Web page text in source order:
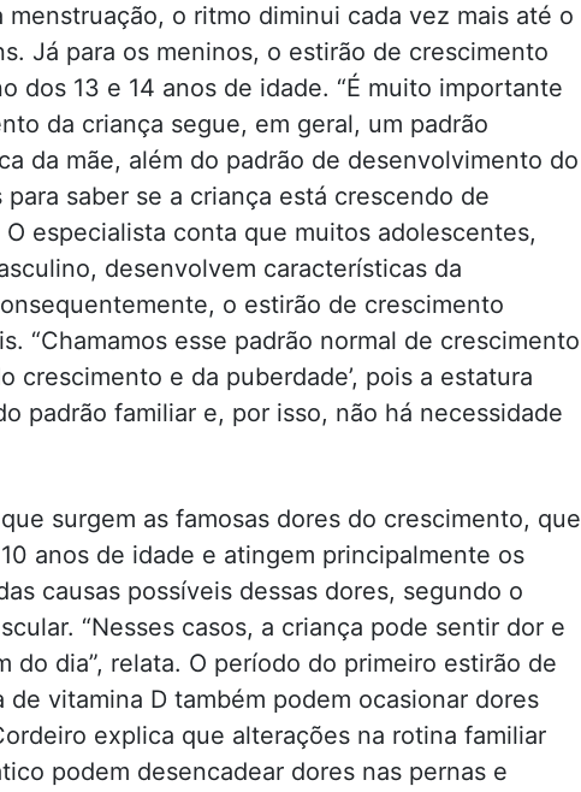
menstruação, o ritmo diminui cada vez mais até o
Já para os meninos, o estirão de crescimento
dos 13 e 14 anos de idade. “É muito importante
da criança segue, em geral, um padrão
da mãe, além do padrão de desenvolvimento do
saber se a criança está crescendo de
O especialista conta que muitos adolescentes,
desenvolvem características da
o estirão de crescimento
“Chamamos esse padrão normal de crescimento
crescimento e da puberdade’, pois a estatura
padrão familiar e, por isso, não há necessidade
surgem as famosas dores do crescimento, que
anos de idade e atingem principalmente os
causas possíveis dessas dores, segundo o
“Nesses casos, a criança pode sentir dor e
do dia”, relata. O período do primeiro estirão de
vitamina D também podem ocasionar dores
explica que alterações na rotina familiar
podem desencadear dores nas pernas e